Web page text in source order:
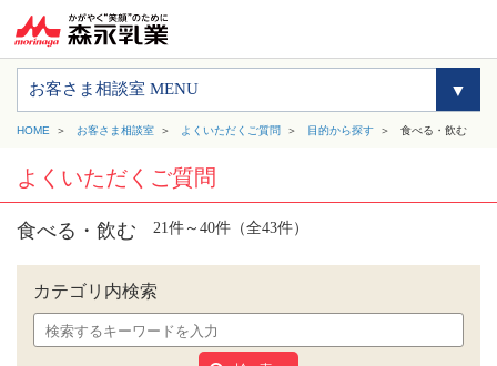
お客さま相談室 MENU
HOME お客さま相談室 よくいただくご質問 目的から探す 食べる・飲む
よくいただくご質問
食べる・飲む 21件～40件（全43件）
カテゴリ内検索